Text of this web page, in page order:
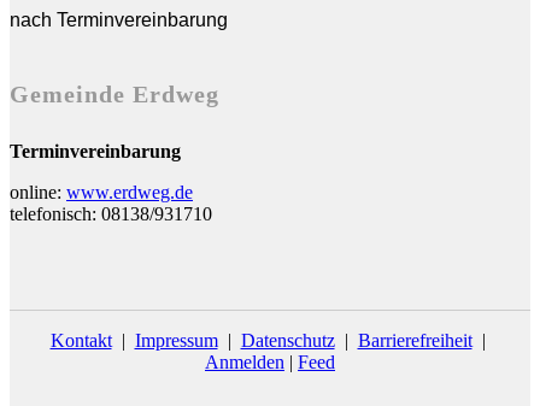
nach Terminvereinbarung
Gemeinde Erdweg
Terminvereinbarung
online: www.erdweg.de
telefonisch: 08138/931710
Kontakt| Impressum| Datenschutz| Barrierefreiheit|
Anmelden | Feed